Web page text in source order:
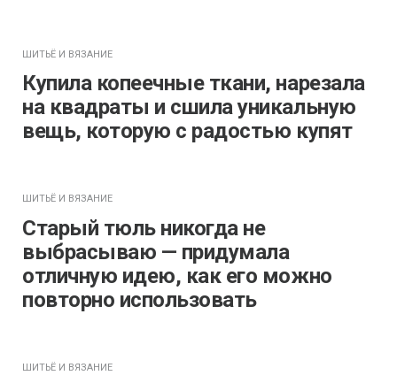
ШИТЬЁ И ВЯЗАНИЕ
Купила копеечные ткани, нарезала
на квадраты и сшила уникальную
вещь, которую с радостью купят
ШИТЬЁ И ВЯЗАНИЕ
Старый тюль никогда не
выбрасываю — придумала
отличную идею, как его можно
повторно использовать
ШИТЬЁ И ВЯЗАНИЕ